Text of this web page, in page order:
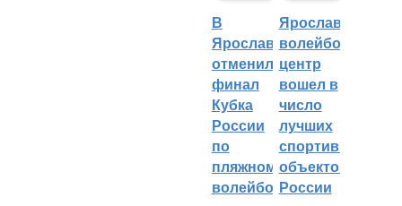
В
Ярославле
отменили
финал
Кубка
России
по
пляжному
волейболу
Ярославский
волейбольный
центр
вошел в
число
лучших
спортивных
объектов
России